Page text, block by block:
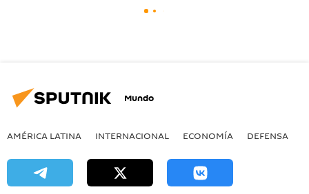
Mundo
AMÉRICA LATINA INTERNACIONAL ECONOMÍA DEFENSA